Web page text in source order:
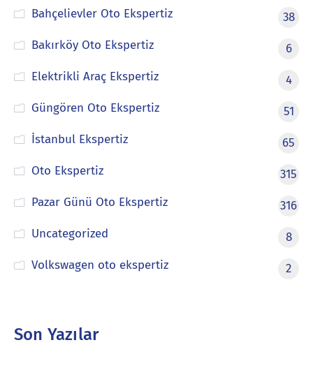
Bahçelievler Oto Ekspertiz
38
Bakırköy Oto Ekspertiz
6
Elektrikli Araç Ekspertiz
4
Güngören Oto Ekspertiz
51
İstanbul Ekspertiz
65
Oto Ekspertiz
315
Pazar Günü Oto Ekspertiz
316
Uncategorized
8
Volkswagen oto ekspertiz
2
Son Yazılar